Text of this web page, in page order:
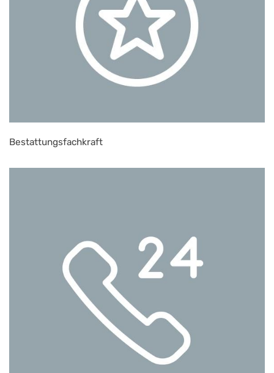
Bestattungsfachkraft